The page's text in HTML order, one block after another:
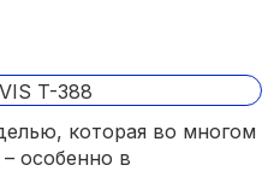
которая во многом
особенно в